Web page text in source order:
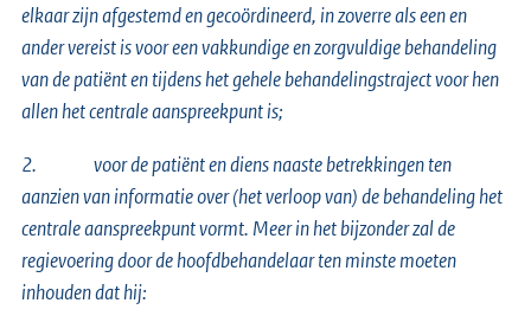
elkaar zijn afgestemd en gecoördineerd, in zoverre als een en
ander vereist is voor een vakkundige en zorgvuldige behandeling
van de patiënt en tijdens het gehele behandelingstraject voor hen
allen het centrale aanspreekpunt is;
2. voor de patiënt en diens naaste betrekkingen ten
aanzien van informatie over (het verloop van) de behandeling het
centrale aanspreekpunt vormt. Meer in het bijzonder zal de
regievoering door de hoofdbehandelaar ten minste moeten
inhouden dat hij: